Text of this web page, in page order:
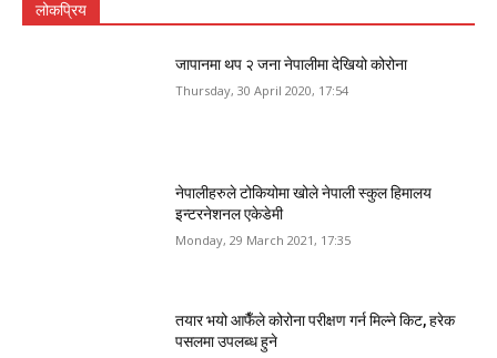
लोकप्रिय
जापानमा थप २ जना नेपालीमा देखियो कोरोना
Thursday, 30 April 2020, 17:54
नेपालीहरुले टोकियोमा खोले नेपाली स्कुल हिमालय
इन्टरनेशनल एकेडेमी
Monday, 29 March 2021, 17:35
तयार भयो आफैँले कोरोना परीक्षण गर्न मिल्ने किट, हरेक
पसलमा उपलब्ध हुने